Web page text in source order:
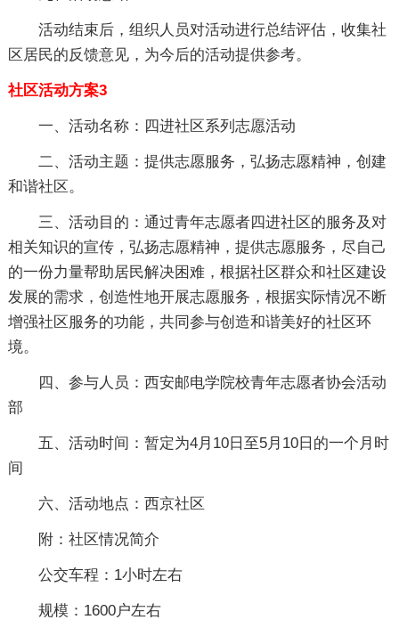
活动结束后，组织人员对活动进行总结评估，收集社
区居民的反馈意见，为今后的活动提供参考。
社区活动方案3
一、活动名称：四进社区系列志愿活动
二、活动主题：提供志愿服务，弘扬志愿精神，创建
和谐社区。
三、活动目的：通过青年志愿者四进社区的服务及对
相关知识的宣传，弘扬志愿精神，提供志愿服务，尽自己
的一份力量帮助居民解决困难，根据社区群众和社区建设
发展的需求，创造性地开展志愿服务，根据实际情况不断
增强社区服务的功能，共同参与创造和谐美好的社区环
境。
四、参与人员：西安邮电学院校青年志愿者协会活动
部
五、活动时间：暂定为4月10日至5月10日的一个月时
间
六、活动地点：西京社区
附：社区情况简介
公交车程：1小时左右
规模：1600户左右